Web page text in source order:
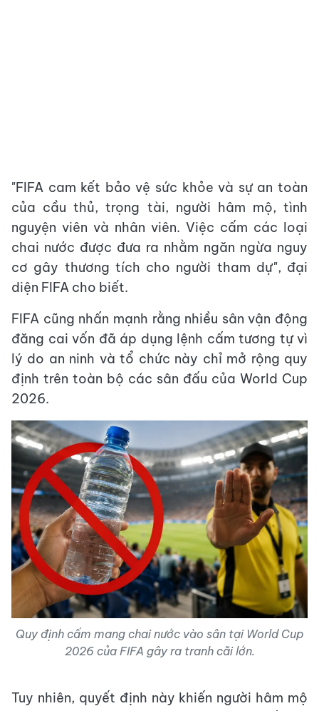
"FIFA cam kết bảo vệ sức khỏe và sự an toàn
của cầu thủ, trọng tài, người hâm mộ, tình
nguyện viên và nhân viên. Việc cấm các loại
chai nước được đưa ra nhằm ngăn ngừa nguy
cơ gây thương tích cho người tham dự", đại
diện FIFA cho biết.
FIFA cũng nhấn mạnh rằng nhiều sân vận động
đăng cai vốn đã áp dụng lệnh cấm tương tự vì
lý do an ninh và tổ chức này chỉ mở rộng quy
định trên toàn bộ các sân đấu của World Cup
2026.
Quy định cấm mang chai nước vào sân tại World Cup
2026 của FIFA gây ra tranh cãi lớn.
Tuy nhiên, quyết định này khiến người hâm mộ